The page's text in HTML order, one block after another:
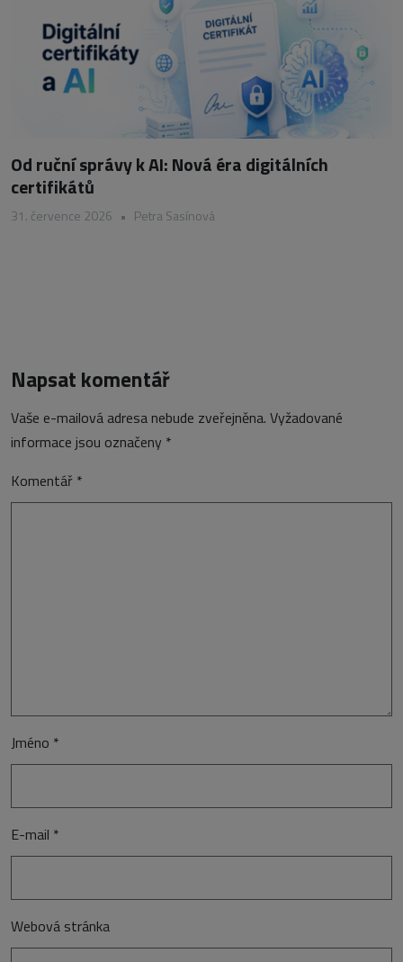
Od ruční správy k AI: Nová éra digitálních
certifikátů
31. července 2026 • Petra Sasínová
Napsat komentář
Vaše e-mailová adresa nebude zveřejněna. Vyžadované
informace jsou označeny *
Komentář *
Jméno *
E-mail *
Webová stránka